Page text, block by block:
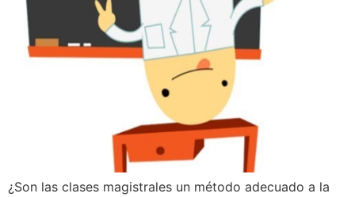
¿Son las clases magistrales un método adecuado a la